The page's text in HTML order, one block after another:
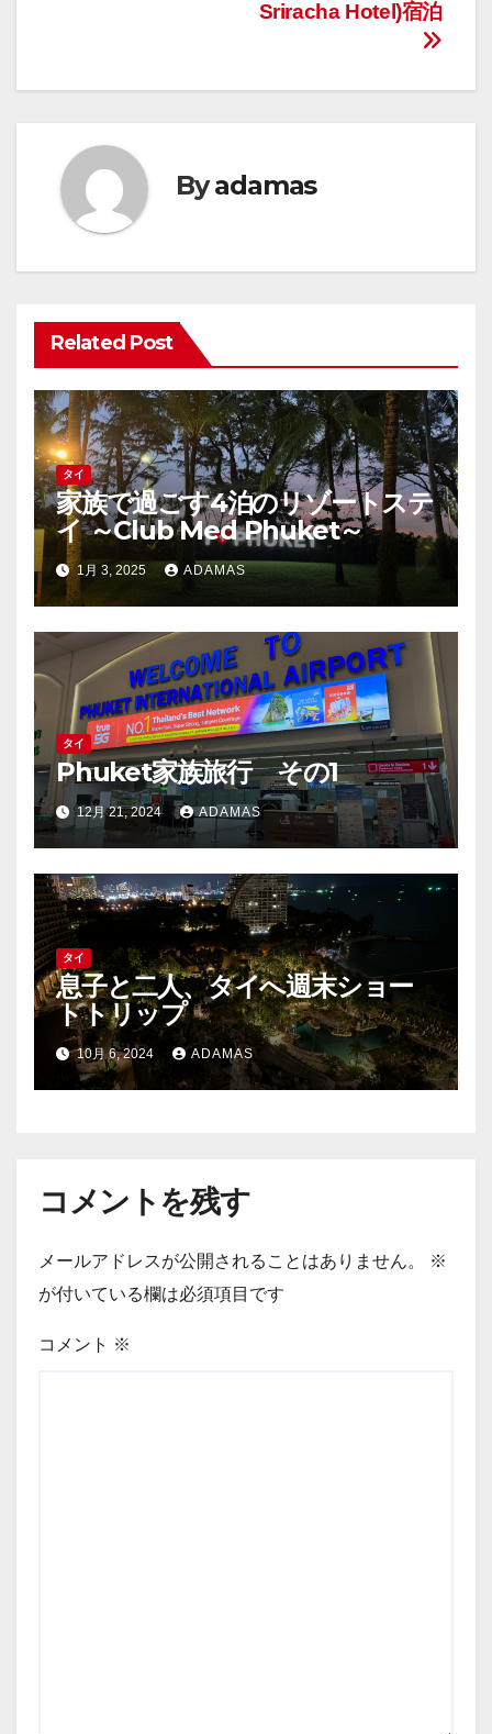
ゲ
シ
ョ
ン
Sriracha Hotel)宿泊
Byadamas
Related Post
タイ
家族で過ごす4泊のリゾートステ
イ ～Club Med Phuket～
1月 3, 2025 ADAMAS
タイ
Phuket家族旅行 その1
12月 21, 2024 ADAMAS
タイ
息子と二人、タイへ週末ショー
トトリップ
10月 6, 2024 ADAMAS
コメントを残す
メールアドレスが公開されることはありません。
※
が付いている欄は必須項目です
コメント ※